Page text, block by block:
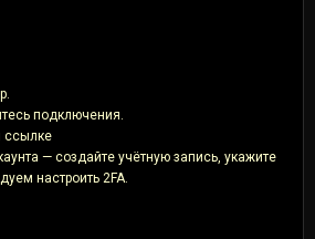
подключения.
ссылке
— создайте учётную запись, укажите
настроить 2FA.